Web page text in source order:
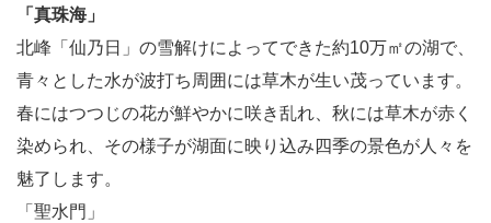
「真珠海」
北峰「仙乃日」の雪解けによってできた約10万㎡の湖で、
青々とした水が波打ち周囲には草木が生い茂っています。
春にはつつじの花が鮮やかに咲き乱れ、秋には草木が赤く
染められ、その様子が湖面に映り込み四季の景色が人々を
魅了します。
「聖水門」